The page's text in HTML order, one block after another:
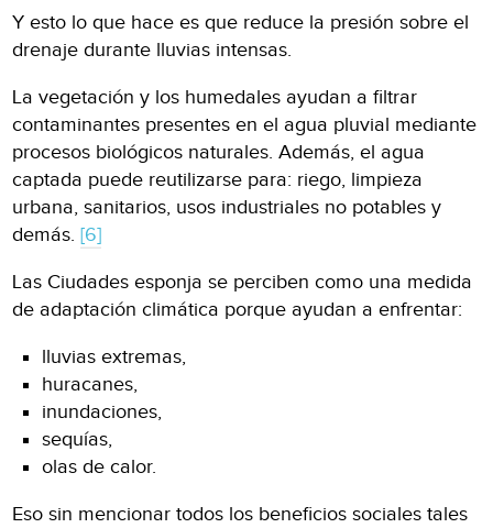
Y esto lo que hace es que reduce la presión sobre el
drenaje durante lluvias intensas.
La vegetación y los humedales ayudan a filtrar
contaminantes presentes en el agua pluvial mediante
procesos biológicos naturales. Además, el agua
captada puede reutilizarse para: riego, limpieza
urbana, sanitarios, usos industriales no potables y
demás.[6]
Las Ciudades esponja se perciben como una medida
de adaptación climática porque ayudan a enfrentar:
lluvias extremas,
huracanes,
inundaciones,
sequías,
olas de calor.
Eso sin mencionar todos los beneficios sociales tales